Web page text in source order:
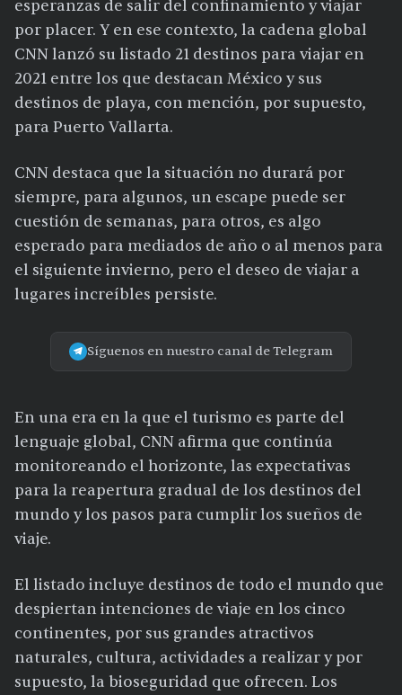
esperanzas de salir del confinamiento y viajar
por placer. Y en ese contexto, la cadena global
CNN lanzó su listado 21 destinos para viajar en
2021 entre los que destacan México y sus
destinos de playa, con mención, por supuesto,
para Puerto Vallarta.
CNN destaca que la situación no durará por
siempre, para algunos, un escape puede ser
cuestión de semanas, para otros, es algo
esperado para mediados de año o al menos para
el siguiente invierno, pero el deseo de viajar a
lugares increíbles persiste.
Síguenos en nuestro canal de Telegram
En una era en la que el turismo es parte del
lenguaje global, CNN afirma que continúa
monitoreando el horizonte, las expectativas
para la reapertura gradual de los destinos del
mundo y los pasos para cumplir los sueños de
viaje.
El listado incluye destinos de todo el mundo que
despiertan intenciones de viaje en los cinco
continentes, por sus grandes atractivos
naturales, cultura, actividades a realizar y por
supuesto, la bioseguridad que ofrecen. Los